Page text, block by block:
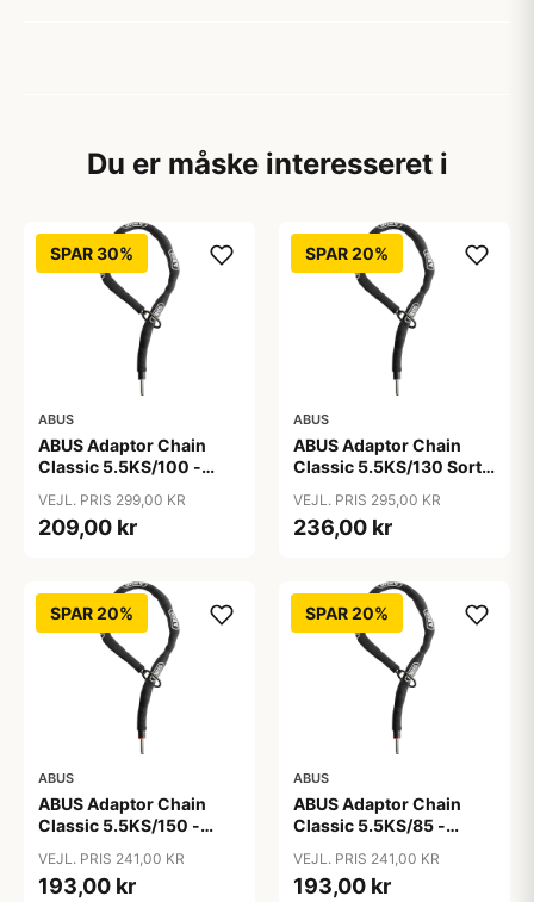
Du er måske interesseret i
SPAR 30%
ABUS
ABUS Adaptor Chain
Classic 5.5KS/100 -
VEJL. PRIS 299,00 KR
209,00 kr
SPAR 20%
ABUS
ABUS Adaptor Chain
Classic 5.5KS/130 Sort -
VEJL. PRIS 295,00 KR
236,00 kr
SPAR 20%
ABUS
ABUS Adaptor Chain
Classic 5.5KS/150 -
VEJL. PRIS 241,00 KR
193,00 kr
SPAR 20%
ABUS
ABUS Adaptor Chain
Classic 5.5KS/85 -
VEJL. PRIS 241,00 KR
193,00 kr